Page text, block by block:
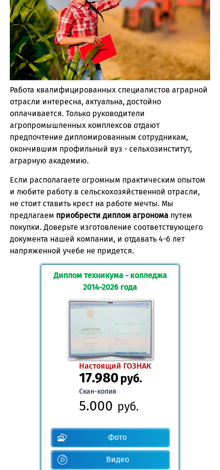
Работа квалифицированных специалистов аграрной
отрасли интересна, актуальна, достойно
оплачивается. Только руководители
агропромышленных комплексов отдают
предпочтение дипломированным сотрудникам,
окончившим профильный вуз - сельхозинститут,
аграрную академию.
Если располагаете огромным практическим опытом
и любите работу в сельскохозяйственной отрасли,
не стоит ставить крест на работе мечты. Мы
предлагаем приобрести диплом агронома путем
покупки. Доверьте изготовление соответствующего
документа нашей компании, и отдавать 4-6 лет
напряженной учебе не придется.
Диплом техникума - колледжа
2014-2026 года
Настоящий ГОЗНАК
17.980руб.
Скан-копия
5.000 руб.
Фото
Видео